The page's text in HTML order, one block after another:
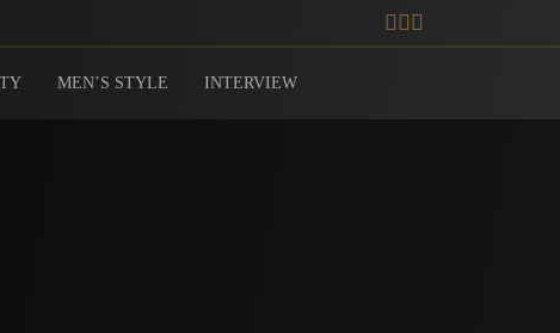
MEN’S STYLE INTERVIEW